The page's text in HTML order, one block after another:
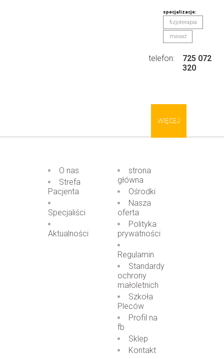
specjalizacje:
fizjoterapia
masaż
telefon:
725 072
320
WIĘCEJ
O nas
Strefa
Pacjenta
Specjaliści
Aktualności
strona
główna
Ośrodki
Nasza
oferta
Polityka
prywatności
Regulamin
Standardy
ochrony
małoletnich
Szkoła
Pleców
Profil na
fb
Sklep
Kontakt